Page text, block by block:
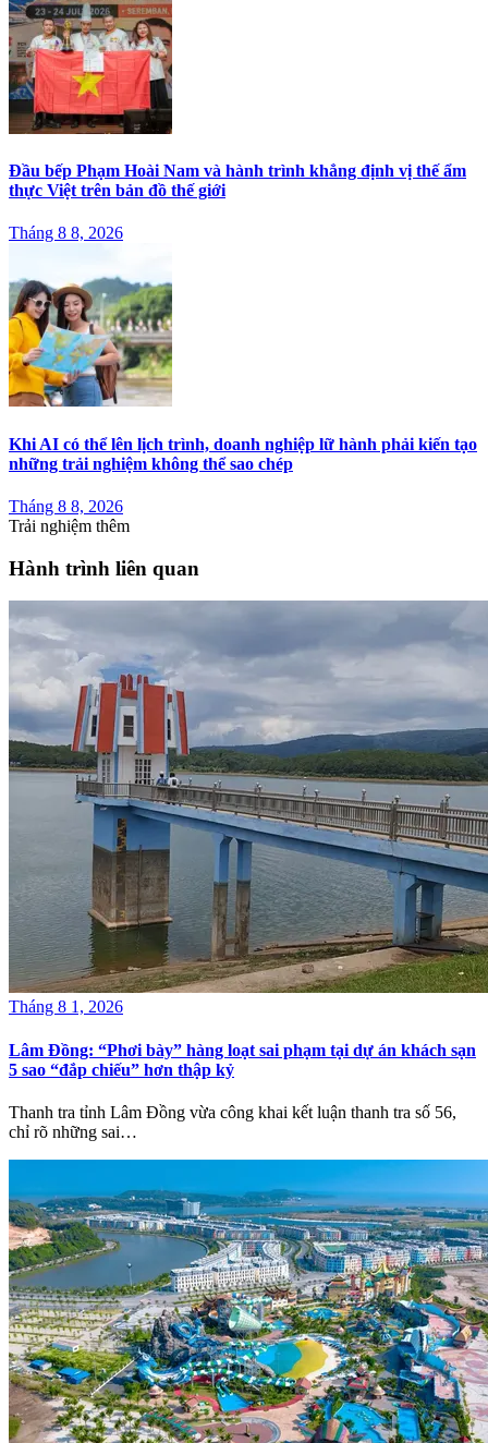
Đầu bếp Phạm Hoài Nam và hành trình khẳng định vị thế ẩm
thực Việt trên bản đồ thế giới
Tháng 8 8, 2026
Khi AI có thể lên lịch trình, doanh nghiệp lữ hành phải kiến tạo
những trải nghiệm không thể sao chép
Tháng 8 8, 2026
Trải nghiệm thêm
Hành trình liên quan
Tháng 8 1, 2026
Lâm Đồng: “Phơi bày” hàng loạt sai phạm tại dự án khách sạn
5 sao “đắp chiếu” hơn thập kỷ
Thanh tra tỉnh Lâm Đồng vừa công khai kết luận thanh tra số 56,
chỉ rõ những sai…